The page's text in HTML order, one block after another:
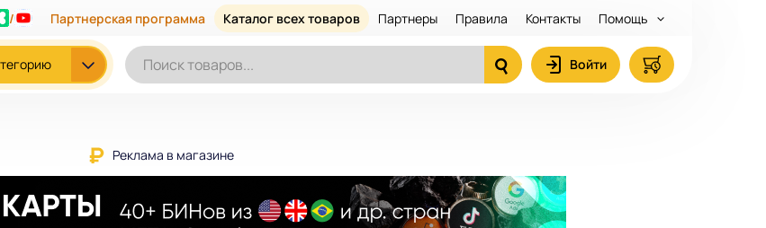
/ Партнерская программа Каталог всех товаров Партнеры Правила Контакты Помощь
Войти
Реклама в магазине